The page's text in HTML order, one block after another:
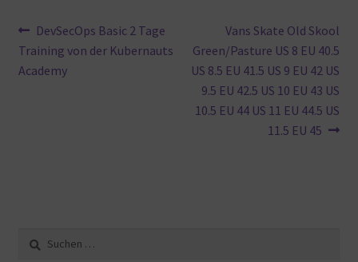
Beitragsnavigation
Vorheriger
Beitrag:
DevSecOps Basic 2 Tage
Training von der Kubernauts
Academy
Nächster
Beitrag:
Vans Skate Old Skool
Green/Pasture US 8 EU 40.5
US 8.5 EU 41.5 US 9 EU 42 US
9.5 EU 42.5 US 10 EU 43 US
10.5 EU 44 US 11 EU 44.5 US
11.5 EU 45
Suche
nach: